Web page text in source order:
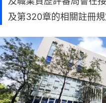
及第320章的相關註冊規